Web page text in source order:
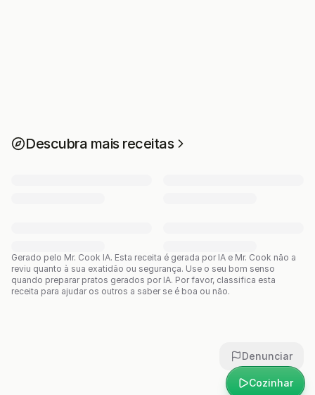
Cozinhar
Descubra mais receitas
Gerado pelo Mr. Cook IA. Esta receita é gerada por IA e Mr. Cook não a
reviu quanto à sua exatidão ou segurança. Use o seu bom senso
quando preparar pratos gerados por IA. Por favor, classifica esta
receita para ajudar os outros a saber se é boa ou não.
Denunciar